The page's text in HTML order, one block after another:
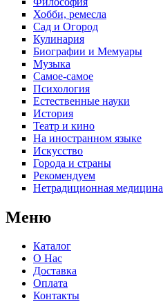
Хобби, ремесла
Сад и Огород
Кулинария
Биографии и Мемуары
Музыка
Самое-самое
Психология
Естественные науки
История
Театр и кино
На иностранном языке
Искусство
Города и страны
Рекомендуем
Нетрадиционная медицина
Меню
Каталог
О Нас
Доставка
Оплата
Контакты